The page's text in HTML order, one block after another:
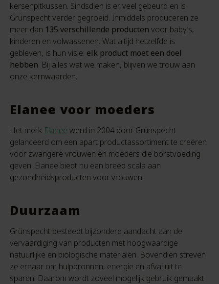
kersenpitkussen. Sindsdien is er veel gebeurd en is
Grünspecht verder gegroeid. Inmiddels produceren ze
meer dan 135 verschillende producten voor baby’s,
kinderen en volwassenen. Wat altijd hetzelfde is
gebleven, is hun visie: elk product moet een doel
hebben. Bij alles wat we maken, blijven we trouw aan
onze kernwaarden.
Elanee voor moeders
Het merk Elanee werd in 2004 door Grünspecht
gelanceerd om een apart productassortiment te creëren
voor zwangere vrouwen en moeders die borstvoeding
geven. Elanee biedt nu een breed scala aan
gezondheidsproducten voor vrouwen.
Duurzaam
Grünspecht besteedt bijzondere aandacht aan de
vervaardiging van producten met hoogwaardige
natuurlijke en biologische materialen. Bovendien streven
ze ernaar om hulpbronnen, energie en afval uit te
sparen. Daarom wordt zoveel mogelijk gebruik gemaakt